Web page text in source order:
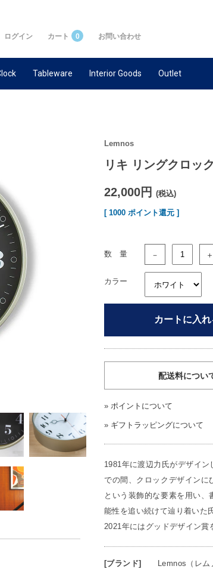
ログイン カート 0 お問い合わせ
Tableware Interior Goods Outlet
Lemnos
リキ リングクロック
22,000円 (税込)
[ 1000 ポイント還元 ]
数 量 － ＋
カラー
カートに入れ
配送料につい
» ポイントについて
» ギフトラッピングについて
1981年に渡辺力氏がデザイ
での間、クロックデザインに
という装飾的な要素を用い
能性を追い続けて辿り着いた
2021年にはグッドデザイン賞
[ブランド] Lemnos（レム